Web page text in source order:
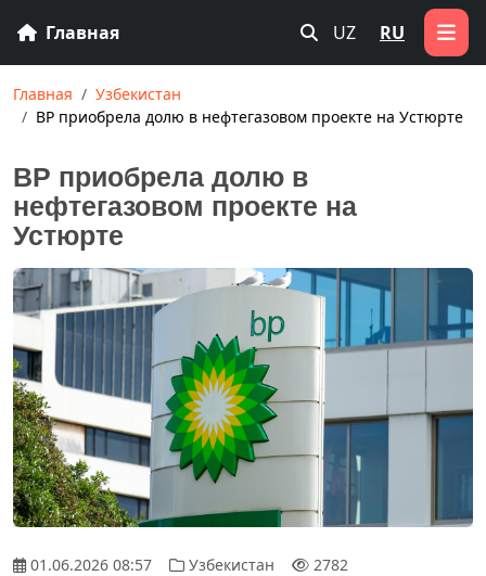
Главная UZ RU
Главная
Узбекистан
BP приобрела долю в нефтегазовом проекте на Устюрте
BP приобрела долю в
нефтегазовом проекте на
Устюрте
01.06.2026 08:57 Узбекистан 2782